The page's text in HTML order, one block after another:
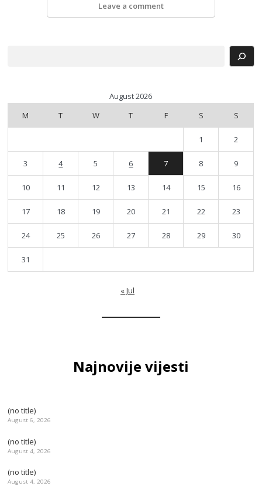
Leave a comment
August 2026
M
T W T F S S
1 2
3 4 5 6 7 8 9
10 11 12 13 14 15 16
17 18 19 20 21 22 23
24 25 26 27 28 29 30
31
« Jul
Najnovije vijesti
(no title)
August 6, 2026
(no title)
August 4, 2026
(no title)
August 4, 2026